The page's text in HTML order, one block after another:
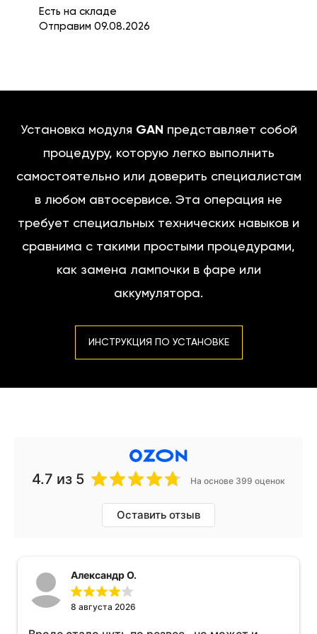
Есть на складе
Отправим 09.08.2026
Установка модуля GAN представляет собой
процедуру, которую легко выполнить
самостоятельно или доверить специалистам
в любом автосервисе. Эта операция не
требует специальных технических навыков и
сравнима с такими простыми процедурами,
как замена лампочки в фаре или
аккумулятора.
ИНСТРУКЦИЯ ПО УСТАНОВКЕ
4.7 из 5 На основе 399 оценок
Оставить отзыв
Александр О.
8 августа 2026